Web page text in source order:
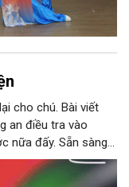
cho chú. Bài viết
an điều tra vào
nữa đấy. Sẵn sàng
đưa lại cho Thy. Cô
phóng sự của mình